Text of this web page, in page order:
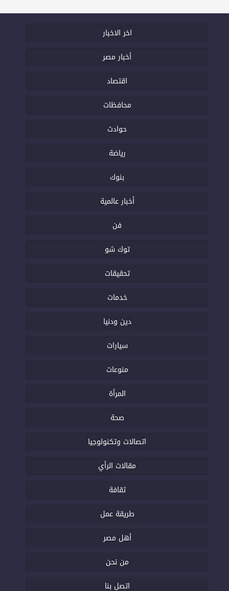
اخر الاخبار
أخبار مصر
اقتصاد
محافظات
حوادث
رياضة
بنوك
أخبار عالمية
فن
توك شو
تحقيقات
خدمات
دين ودنيا
سيارات
منوعات
المرأة
صحة
اتصالات وتكنولوجيا
مقالات الرأي
ثقافة
طريقة عمل
أهل مصر
من نحن
اتصل بنا